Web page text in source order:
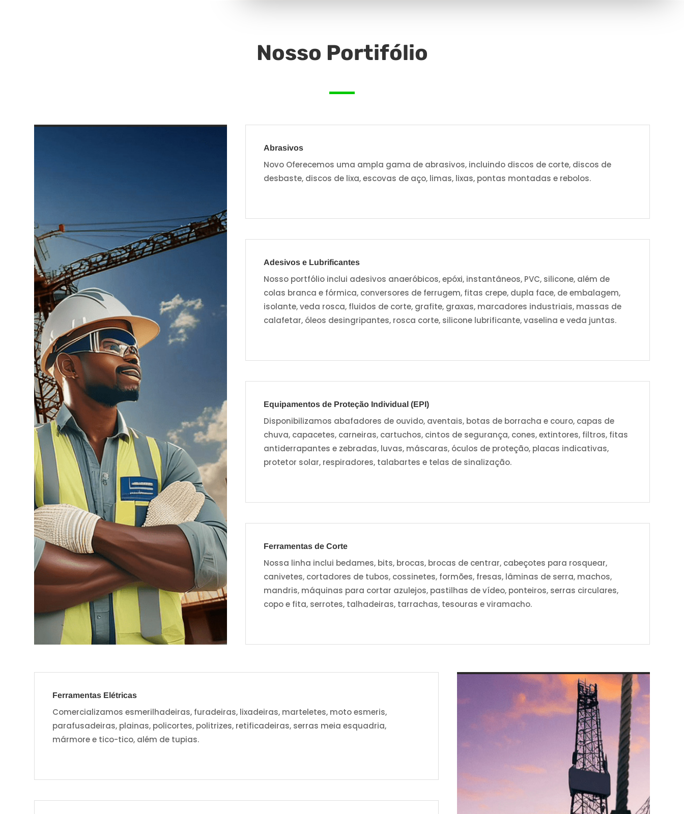
Nosso Portifólio
Abrasivos
Novo Oferecemos uma ampla gama de abrasivos, incluindo discos de corte, discos de
desbaste, discos de lixa, escovas de aço, limas, lixas, pontas montadas e rebolos.
Adesivos e Lubrificantes
Nosso portfólio inclui adesivos anaeróbicos, epóxi, instantâneos, PVC, silicone, além de
colas branca e fórmica, conversores de ferrugem, fitas crepe, dupla face, de embalagem,
isolante, veda rosca, fluidos de corte, grafite, graxas, marcadores industriais, massas de
calafetar, óleos desingripantes, rosca corte, silicone lubrificante, vaselina e veda juntas.
Equipamentos de Proteção Individual (EPI)
Disponibilizamos abafadores de ouvido, aventais, botas de borracha e couro, capas de
chuva, capacetes, carneiras, cartuchos, cintos de segurança, cones, extintores, filtros, fitas
antiderrapantes e zebradas, luvas, máscaras, óculos de proteção, placas indicativas,
protetor solar, respiradores, talabartes e telas de sinalização.
Ferramentas de Corte
Nossa linha inclui bedames, bits, brocas, brocas de centrar, cabeçotes para rosquear,
canivetes, cortadores de tubos, cossinetes, formões, fresas, lâminas de serra, machos,
mandris, máquinas para cortar azulejos, pastilhas de vídeo, ponteiros, serras circulares,
copo e fita, serrotes, talhadeiras, tarrachas, tesouras e viramacho.
Ferramentas Elétricas
Comercializamos esmerilhadeiras, furadeiras, lixadeiras, marteletes, moto esmeris,
parafusadeiras, plainas, policortes, politrizes, retificadeiras, serras meia esquadria,
mármore e tico-tico, além de tupias.